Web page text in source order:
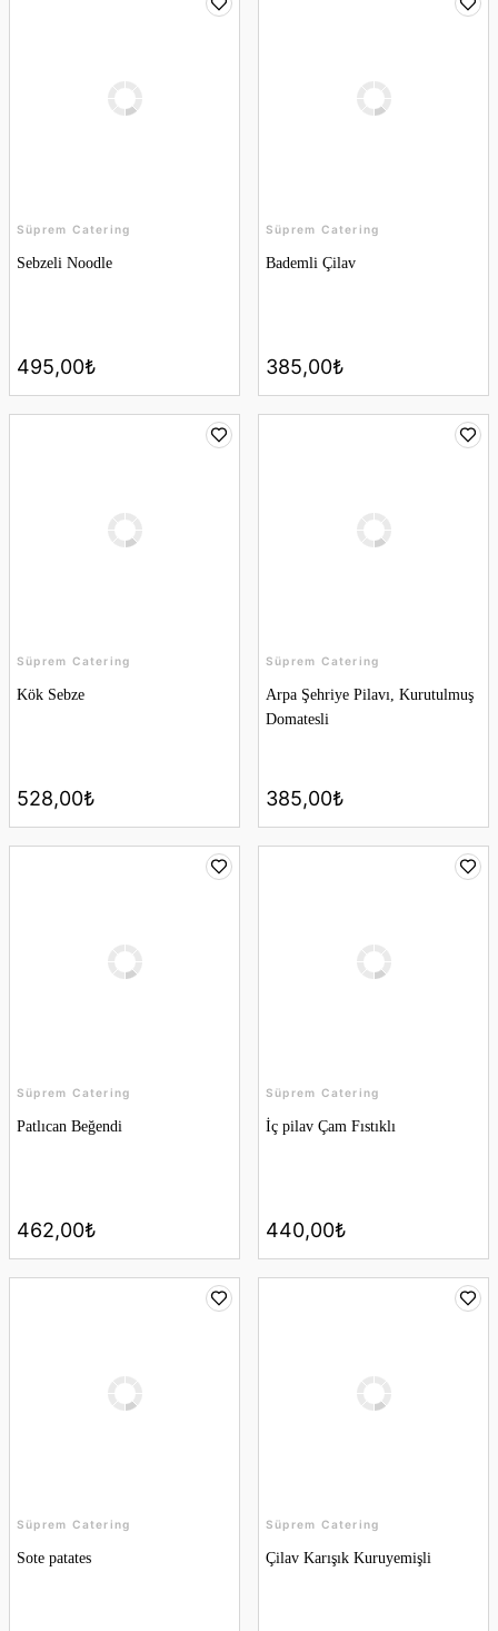
Süprem Catering
Sebzeli Noodle
495,00₺
Süprem Catering
Bademli Çilav
385,00₺
Süprem Catering
Kök Sebze
528,00₺
Süprem Catering
Arpa Şehriye Pilavı, Kurutulmuş
Domatesli
385,00₺
Süprem Catering
Patlıcan Beğendi
462,00₺
Süprem Catering
İç pilav Çam Fıstıklı
440,00₺
Süprem Catering
Sote patates
Süprem Catering
Çilav Karışık Kuruyemişli